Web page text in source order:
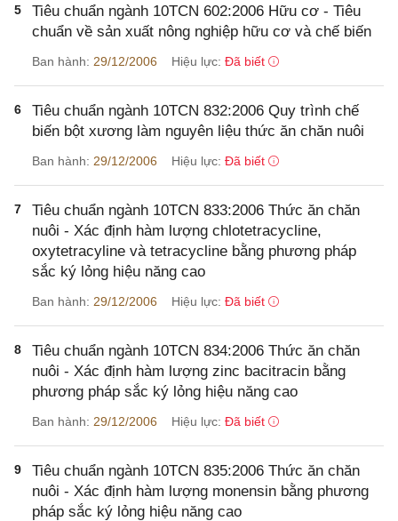
5
Tiêu chuẩn ngành 10TCN 602:2006 Hữu cơ - Tiêu
chuẩn về sản xuất nông nghiệp hữu cơ và chế biến
Ban hành: 29/12/2006 Hiệu lực: Đã biết
6
Tiêu chuẩn ngành 10TCN 832:2006 Quy trình chế
biến bột xương làm nguyên liệu thức ăn chăn nuôi
Ban hành: 29/12/2006 Hiệu lực: Đã biết
7
Tiêu chuẩn ngành 10TCN 833:2006 Thức ăn chăn
nuôi - Xác định hàm lượng chlotetracycline,
oxytetracyline và tetracycline bằng phương pháp
sắc ký lỏng hiệu năng cao
Ban hành: 29/12/2006 Hiệu lực: Đã biết
8
Tiêu chuẩn ngành 10TCN 834:2006 Thức ăn chăn
nuôi - Xác định hàm lượng zinc bacitracin bằng
phương pháp sắc ký lỏng hiệu năng cao
Ban hành: 29/12/2006 Hiệu lực: Đã biết
9
Tiêu chuẩn ngành 10TCN 835:2006 Thức ăn chăn
nuôi - Xác định hàm lượng monensin bằng phương
pháp sắc ký lỏng hiệu năng cao